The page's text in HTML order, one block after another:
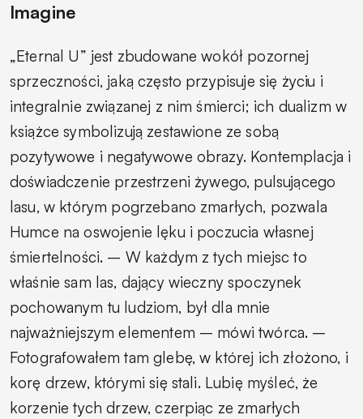
Imagine
„Eternal U” jest zbudowane wokół pozornej
sprzeczności, jaką często przypisuje się życiu i
integralnie związanej z nim śmierci; ich dualizm w
książce symbolizują zestawione ze sobą
pozytywowe i negatywowe obrazy. Kontemplacja i
doświadczenie przestrzeni żywego, pulsującego
lasu, w którym pogrzebano zmarłych, pozwala
Humce na oswojenie lęku i poczucia własnej
śmiertelności. – W każdym z tych miejsc to
właśnie sam las, dający wieczny spoczynek
pochowanym tu ludziom, był dla mnie
najważniejszym elementem – mówi twórca. –
Fotografowałem tam glebę, w której ich złożono, i
korę drzew, którymi się stali. Lubię myśleć, że
korzenie tych drzew, czerpiąc ze zmarłych